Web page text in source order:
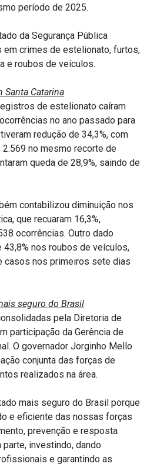
período de 2025.
da Segurança Pública
em crimes de estelionato, furtos,
e roubos de veículos.
Santa Catarina
de estelionato caíram
no ano passado para
redução de 34,3%, com
no mesmo recorte de
queda de 28,9%, saindo de
contabilizou diminuição nos
que recuaram 16,3%,
ocorrências. Outro dado
nos roubos de veículos,
casos nos primeiros sete dias
seguro do Brasil
pela Diretoria de
participação da Gerência de
O governador Jorginho Mello
conjunta das forças de
realizados na área.
mais seguro do Brasil porque
e eficiente das nossas forças
prevenção e resposta
parte, investindo, dando
e garantindo as